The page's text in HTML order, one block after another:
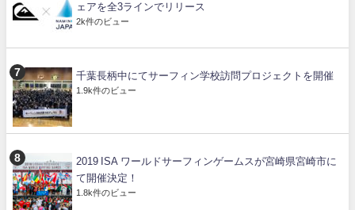
ェアを全3ラインでリリース
2k件のビュー
千葉長柄中にてサーフィン学校訪問プロジェクトを開催
1.9k件のビュー
2019 ISA ワールドサーフィンゲームスが宮崎県宮崎市に
て開催決定！
1.8k件のビュー